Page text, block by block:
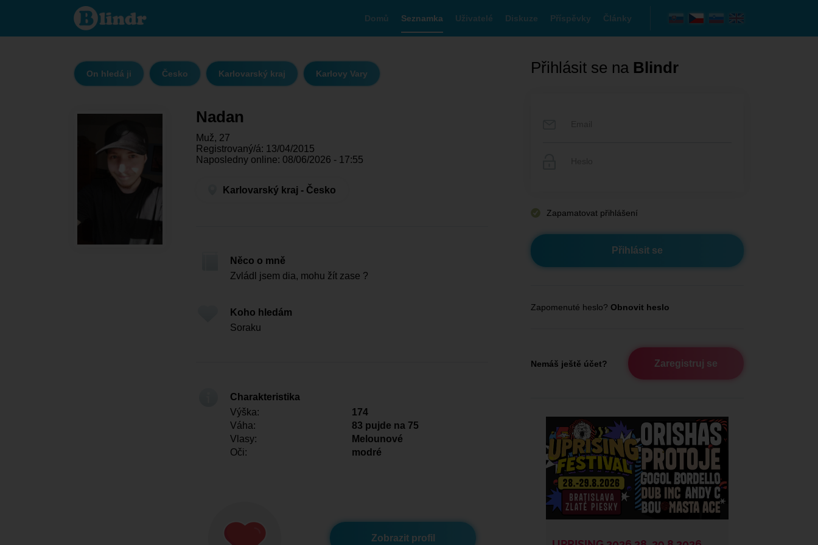
Nadan - On
hledá ji
Karlovarský
Domů Seznamka Uživatelé Diskuze Příspěvky Články
On hledá ji Česko Karlovarský kraj Karlovy Vary
Nadan
Muž, 27
Registrovaný/á: 13/04/2015
Naposledny online: 08/06/2026 - 17:55
Karlovarský kraj - Česko
Něco o mně
Zvládl jsem dia, mohu žít zase ?
Koho hledám
Soraku
Charakteristika
Výška:
174
Váha:
83 pujde na 75
Vlasy:
Melounové
Oči:
modré
Zobrazit profil
Přihlásit se na Blindr
Zapamatovat přihlášení
Zapomenuté heslo? Obnovit heslo
Nemáš ještě účet? Zaregistruj se